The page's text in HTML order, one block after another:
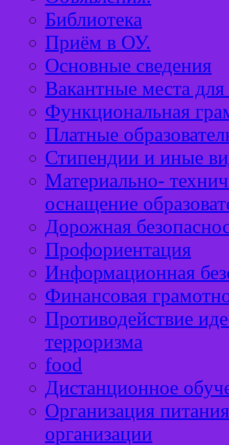
Библиотека
Приём в ОУ.
Основные сведения
Вакантные места
Функциональная
Платные
Стипендии и иные
Материально-
оснащение
Дорожная
Профориентация
Информационная
Финансовая
Противодействие
терроризма
food
Дистанционное
Организация
организации